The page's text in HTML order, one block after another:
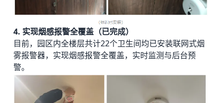
4. 实现烟感报警全覆盖（已完成）
目前，园区内全楼层共计22个卫生间均已安装联网式烟
雾报警器，实现烟感报警全覆盖，实时监测与后台预
警。